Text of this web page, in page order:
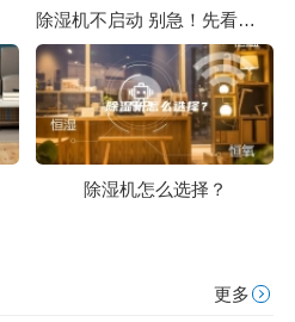
除湿机不启动 别急！先看看是不是这些原因
除湿机怎么选择？
更多